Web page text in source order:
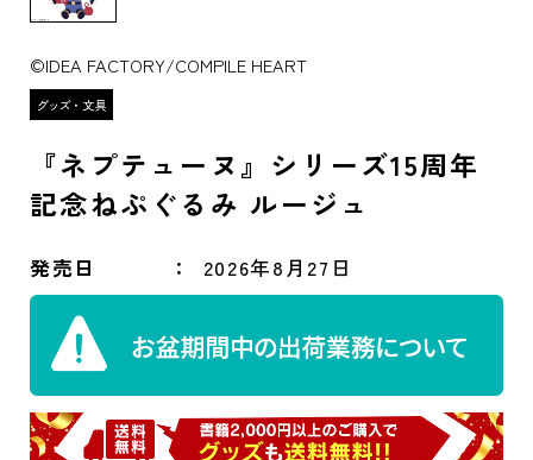
©IDEA FACTORY/COMPILE HEART
『ネプテューヌ』シリーズ15周年
記念ねぷぐるみ ルージュ
発売日 2026年8月27日